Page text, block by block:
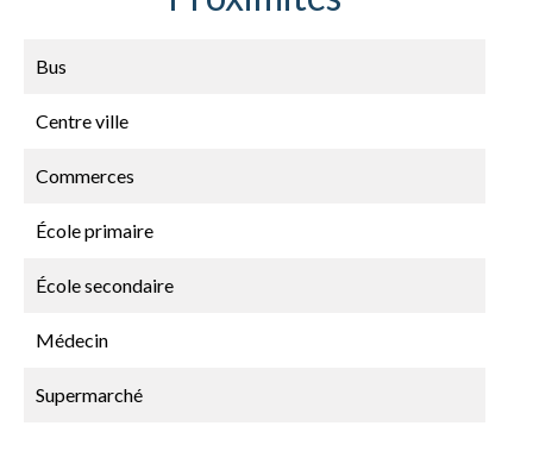
Bus
Centre ville
Commerces
École primaire
École secondaire
Médecin
Supermarché